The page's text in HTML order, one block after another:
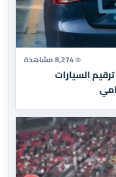
8,274 مشاهدة
السيارات